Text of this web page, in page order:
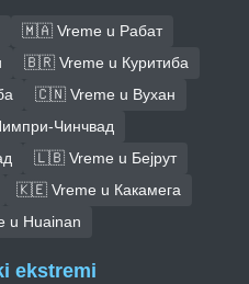
🇲🇦 Vreme u Рабат
🇧🇷 Vreme u Куритиба
🇨🇳 Vreme u Вухан
Чинчвад
🇱🇧 Vreme u Бејрут
🇰🇪 Vreme u Какамега
Huainan
ekstremi